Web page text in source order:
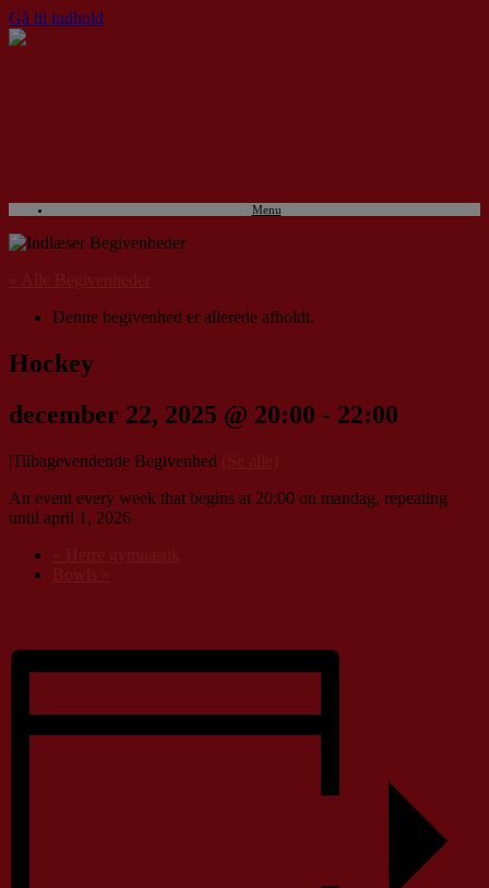
Gå til indhold
Menu
Denne begivenhed er allerede afholdt.
Hockey
december 22, 2025 @ 20:00 - 22:00
|Tilbagevendende Begivenhed
An event every week that begins at 20:00 on mandag, repeating
until april 1, 2026